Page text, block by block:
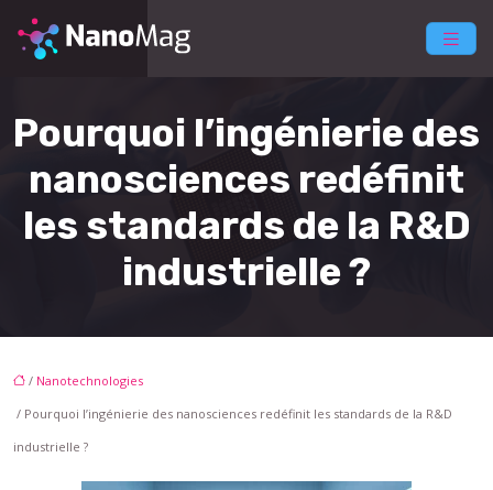
Pourquoi l’ingénierie des
nanosciences redéfinit
les standards de la R&D
industrielle ?
/ Nanotechnologies
/ Pourquoi l’ingénierie des nanosciences redéfinit les standards de la R&D
industrielle ?